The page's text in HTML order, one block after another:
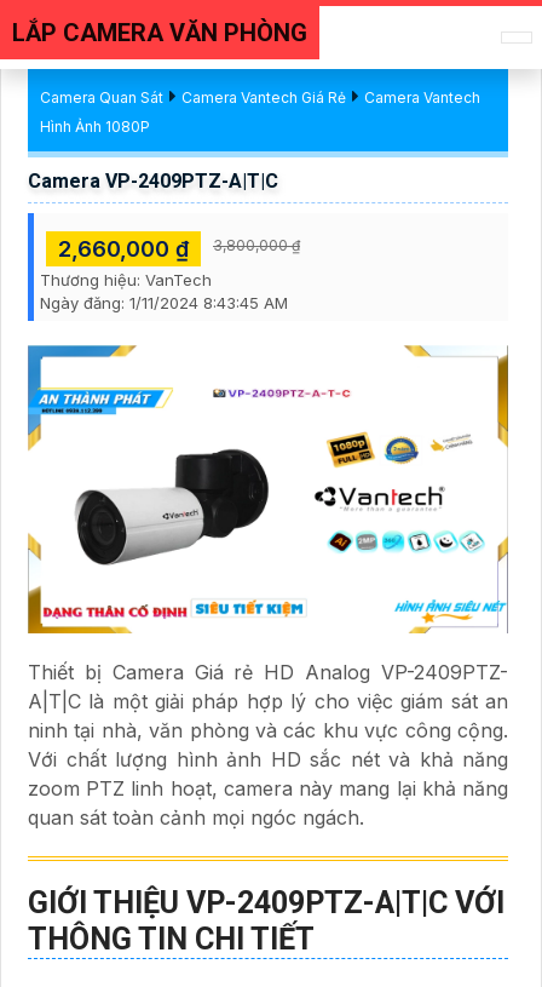
LẮP CAMERA VĂN PHÒNG
Camera Quan Sát Camera Vantech Giá Rẻ
Camera Vantech
Hình Ảnh 1080P
Camera VP-2409PTZ-A|T|C
2,660,000 ₫ 3,800,000 ₫
Thương hiệu: VanTech
Ngày đăng: 1/11/2024 8:43:45 AM
Thiết bị Camera Giá rẻ HD Analog VP-2409PTZ-
A|T|C là một giải pháp hợp lý cho việc giám sát an
ninh tại nhà, văn phòng và các khu vực công cộng.
Với chất lượng hình ảnh HD sắc nét và khả năng
zoom PTZ linh hoạt, camera này mang lại khả năng
quan sát toàn cảnh mọi ngóc ngách.
GIỚI THIỆU VP-2409PTZ-A|T|C VỚI
THÔNG TIN CHI TIẾT